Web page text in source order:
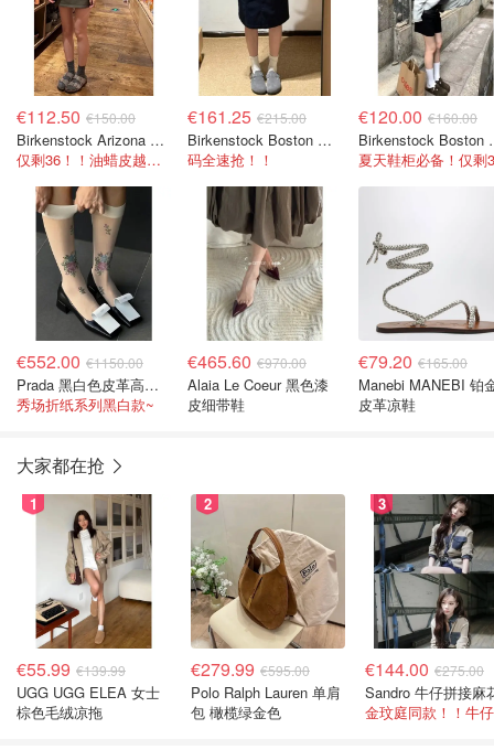
€112.50 €150.00
Birkenstock Arizona Big Buckle 油蜡皮拖鞋
仅剩36！！油蜡皮越穿越有质感
€161.25 €215.00
Birkenstock Boston 麂皮木屐 灰色
码全速抢！！
€120.00 €160.00
€552.00 €1150.00
Prada 黑白色皮革高跟鞋
秀场折纸系列黑白款~
€465.60 €970.00
Alaia Le Coeur 黑色漆
皮细带鞋
€79.20 €165.00
Manebi MANEBI 铂
皮革凉鞋
大家都在抢
1
€55.99 €139.99
UGG UGG ELEA 女士
棕色毛绒凉拖
2
€279.99 €595.00
Polo Ralph Lauren 单肩
包 橄榄绿金色
3
€144.00 €275.00